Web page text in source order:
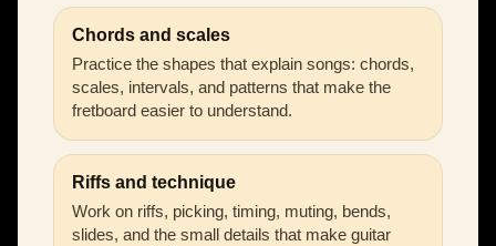
Chords and scales
Practice the shapes that explain songs: chords,
scales, intervals, and patterns that make the
fretboard easier to understand.
Riffs and technique
Work on riffs, picking, timing, muting, bends,
slides, and the small details that make guitar